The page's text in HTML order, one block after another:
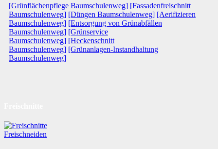
[Grünflächenpflege Baumschulenweg] [Fassadenfreischnitt
Baumschulenweg] [Düngen Baumschulenweg] [Aerifizieren
Baumschulenweg] [Entsorgung von Grünabfällen
Baumschulenweg] [Grünservice
Baumschulenweg] [Heckenschnitt
Baumschulenweg] [Grünanlagen-Instandhaltung
Baumschulenweg]
Freischneiden